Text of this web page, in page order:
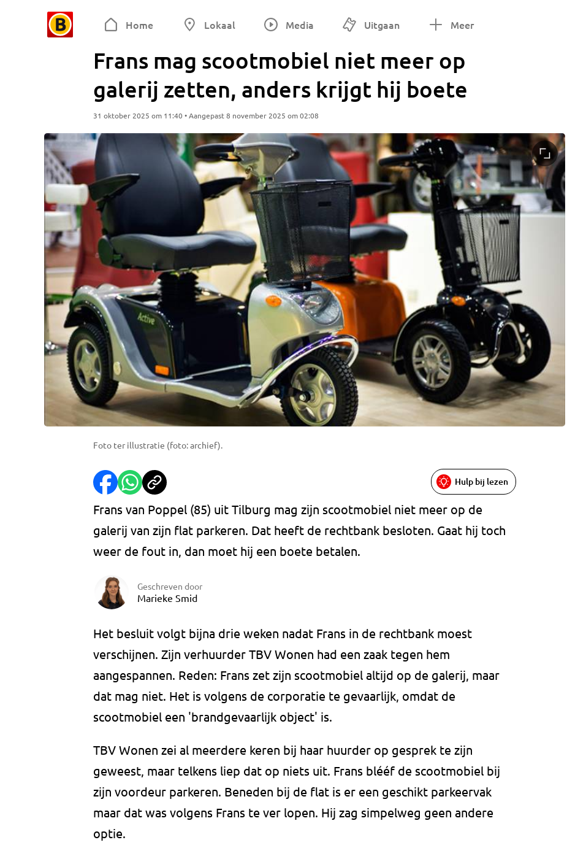
Home Lokaal Media Uitgaan Meer
Frans mag scootmobiel niet meer op
galerij zetten, anders krijgt hij boete
31 oktober 2025 om 11:40 • Aangepast 8 november 2025 om 02:08
Foto ter illustratie (foto: archief).
Hulp bij lezen
Frans van Poppel (85) uit Tilburg mag zijn scootmobiel niet meer op de
galerij van zijn flat parkeren. Dat heeft de rechtbank besloten. Gaat hij toch
weer de fout in, dan moet hij een boete betalen.
Geschreven door
Marieke Smid
Het besluit volgt bijna drie weken nadat Frans in de rechtbank moest
verschijnen. Zijn verhuurder TBV Wonen had een zaak tegen hem
aangespannen. Reden: Frans zet zijn scootmobiel altijd op de galerij, maar
dat mag niet. Het is volgens de corporatie te gevaarlijk, omdat de
scootmobiel een 'brandgevaarlijk object' is.
TBV Wonen zei al meerdere keren bij haar huurder op gesprek te zijn
geweest, maar telkens liep dat op niets uit. Frans blééf de scootmobiel bij
zijn voordeur parkeren. Beneden bij de flat is er een geschikt parkeervak
maar dat was volgens Frans te ver lopen. Hij zag simpelweg geen andere
optie.